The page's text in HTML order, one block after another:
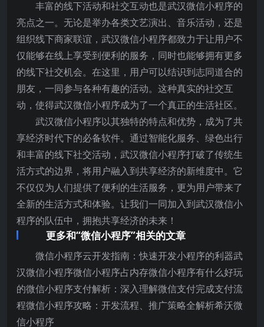
丰富的线下活动和社交互动也是武汉微信小程序的
亮点之一。无论是举办各类文艺演出、音乐活动，还是
组织线下商家联谊，武汉微信小程序都致力于让用户不
仅能够在线上享受到便利的服务，同时也能够拥有更多
的线下社交机会。在这里，用户可以结识到志同道合的
朋友，一同参与各种有趣的活动。这种真实的社交互
动，使得武汉微信小程序成为了一个真正的生活社区。
武汉微信小程序以其独特的特点和优势，成为了共
享经济时代下的必备软件。通过智能化服务、绿色出行
和丰富的线下社交活动，武汉微信小程序打破了传统生
活方式的边界，将用户融入到共享经济的新维度中。它
不仅仅为人们提供了便利的生活服务，更为用户带来了
全新的生活方式和体验。让我们一同加入到武汉微信小
程序的队伍中，拥抱共享经济的未来！
更多和“微信小程序”相关的文章
微信小程序云开发指南：快速开发小程序的利器武
汉微信小程序微信小程序占内存微信小程序有什么好玩
的微信小程序支付解析：深入理解微信支付完成支付流
程微信小程序攻略：开发流程、推广策略全解析希沃微
信小程序